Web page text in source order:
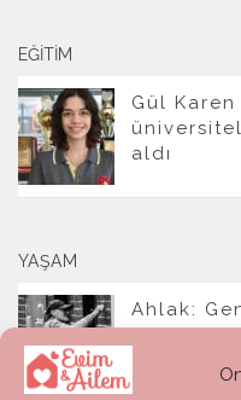
EĞITIM
Gül
aldı
YAŞAM
Ahlak:
Bir